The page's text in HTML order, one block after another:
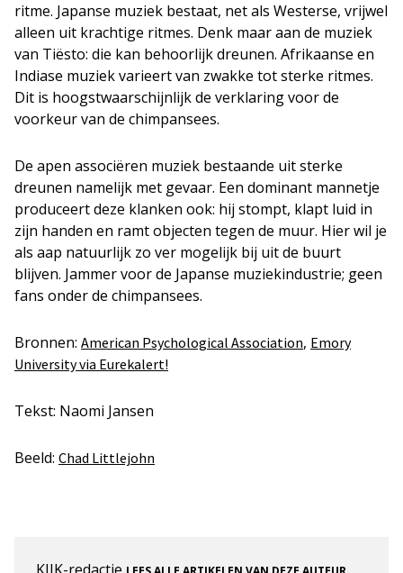
ritme. Japanse muziek bestaat, net als Westerse, vrijwel
alleen uit krachtige ritmes. Denk maar aan de muziek
van Tiësto: die kan behoorlijk dreunen. Afrikaanse en
Indiase muziek varieert van zwakke tot sterke ritmes.
Dit is hoogstwaarschijnlijk de verklaring voor de
voorkeur van de chimpansees.
De apen associëren muziek bestaande uit sterke
dreunen namelijk met gevaar. Een dominant mannetje
produceert deze klanken ook: hij stompt, klapt luid in
zijn handen en ramt objecten tegen de muur. Hier wil je
als aap natuurlijk zo ver mogelijk bij uit de buurt
blijven. Jammer voor de Japanse muziekindustrie; geen
fans onder de chimpansees.
Bronnen: American Psychological Association, Emory
University via Eurekalert!
Tekst: Naomi Jansen
Beeld: Chad Littlejohn